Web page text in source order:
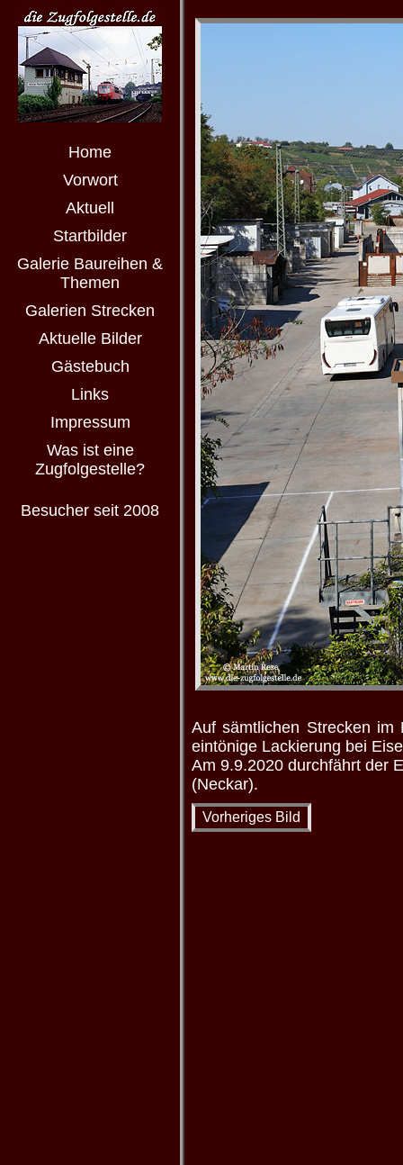
Home
Vorwort
Aktuell
Startbilder
Galerie Baureihen &
Themen
Galerien Strecken
Aktuelle Bilder
Gästebuch
Links
Impressum
Was ist eine
Zugfolgestelle?
Besucher seit 2008
Auf sämtlichen Strecken im
eintönige Lackierung bei
Am 9.9.2020 durchfährt der
(Neckar).
Vorheriges Bild